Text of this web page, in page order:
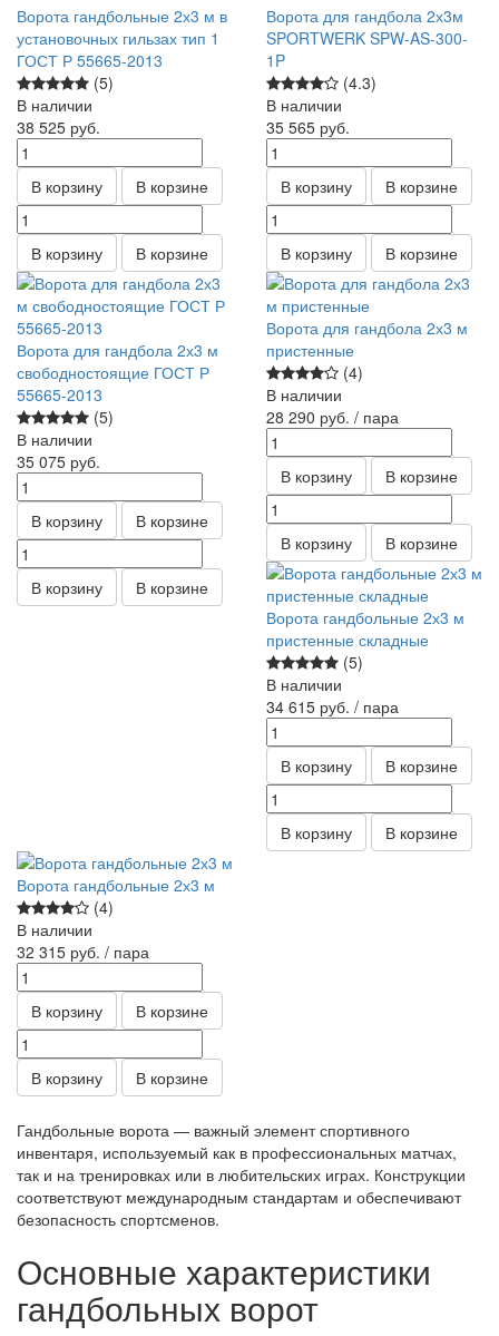
Ворота гандбольные 2х3 м в
установочных гильзах тип 1
ГОСТ Р 55665-2013
(5)
В наличии
38 525 руб.
В корзину В корзине
В корзину В корзине
Ворота для гандбола 2х3м
SPORTWERK SPW-AS-300-
1P
(4.3)
В наличии
35 565 руб.
В корзину В корзине
В корзину В корзине
Ворота для гандбола 2х3 м
свободностоящие ГОСТ Р
55665-2013
(5)
В наличии
35 075 руб.
В корзину В корзине
В корзину В корзине
Ворота для гандбола 2х3 м
пристенные
(4)
В наличии
28 290 руб. / пара
В корзину В корзине
В корзину В корзине
Ворота гандбольные 2х3 м
пристенные складные
(5)
В наличии
34 615 руб. / пара
В корзину В корзине
В корзину В корзине
Ворота гандбольные 2х3 м
(4)
В наличии
32 315 руб. / пара
В корзину В корзине
В корзину В корзине
Гандбольные ворота — важный элемент спортивного
инвентаря, используемый как в профессиональных матчах,
так и на тренировках или в любительских играх. Конструкции
соответствуют международным стандартам и обеспечивают
безопасность спортсменов.
Основные характеристики
гандбольных ворот